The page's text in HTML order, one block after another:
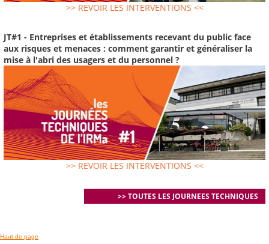
>> REVOIR LES INTERVENTIONS <<
JT#1 - Entreprises et établissements recevant du public face
aux risques et menaces : comment garantir et généraliser la
mise à l'abri des usagers et du personnel ?
>> REVOIR LES INTERVENTIONS <<
>> TOUTES LES JOURNEES TECHNIQUES
Haut de page